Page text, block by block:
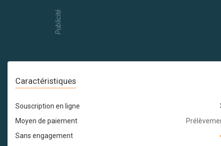
Publicité
Caractéristiques
Souscription en ligne
Moyen de paiement
Sans engagement